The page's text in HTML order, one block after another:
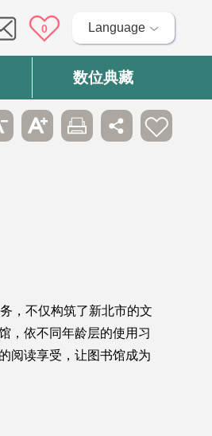
0 Language
数位典藏
，不仅构筑了新北市的文
，依不同年龄层的使用习
阅读享受，让图书馆成为